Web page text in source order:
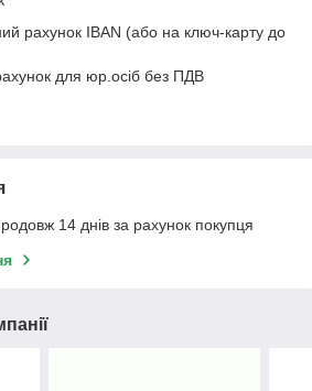
рахунок IBAN (або на ключ-карту до
для юр.осіб без ПДВ
14 днів за рахунок покупця